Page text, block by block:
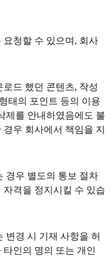
청할 수 있으며, 회사
드 했던 콘텐츠, 작성
태의 포인트 등의 이용
제를 안내하였음에도 불
우 회사에서 책임을 지
경우 별도의 통보 절차
격을 정지시킬 수 있습
변경 시 기재 사항을 허
인의 명의 또는 개인